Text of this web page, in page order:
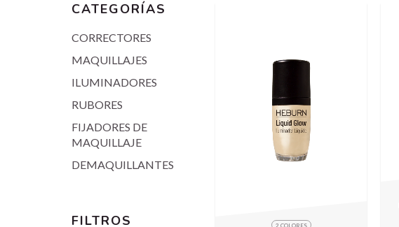
CATEGORÍAS
CORRECTORES
MAQUILLAJES
ILUMINADORES
RUBORES
FIJADORES DE
MAQUILLAJE
DEMAQUILLANTES
FILTROS 2 COLORES